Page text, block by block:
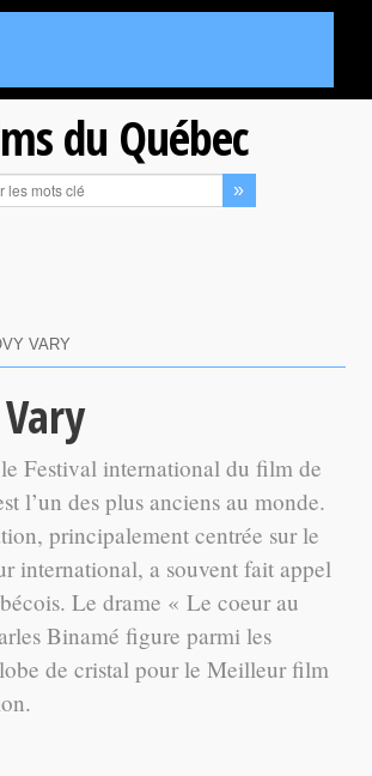
du Québec
VARY
Festival international du film de
l’un des plus anciens au monde.
principalement centrée sur le
international, a souvent fait appel
Le drame « Le coeur au
Binamé figure parmi les
de cristal pour le Meilleur film